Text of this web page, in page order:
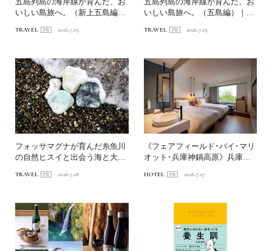
いしい島旅へ。（新上五島編）
TRAVEL 2026.7.29
いしい島旅へ。（五島編）｜
TRAVEL 2026.7.29
フォッサマグナが育んだ糸魚川
の自然ヒスイと出会う海と大地
TRAVEL 2026.7.28
《フェアフィールド･バイ･マリ
オット･兵庫神鍋高原》兵庫の
HOTEL 2026.7.27